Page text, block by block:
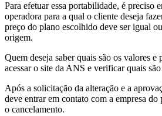
Para efetuar essa portabilidade, é preciso
operadora para a qual o cliente deseja
preço do plano escolhido deve ser igual
origem.
Quem deseja saber quais são os valores e
acessar o site da ANS e verificar quais são
Após a solicitação da alteração e a
deve entrar em contato com a empresa
o cancelamento.